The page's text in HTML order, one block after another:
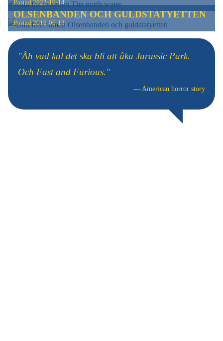
Postad2022-10-14
OLSENBANDEN OCH GULDSTATYETTEN
Postad2016-06-13
"Åh vad kul det ska bli att åka Jurassic Park.
Och Fast and Furious."
—American horror story